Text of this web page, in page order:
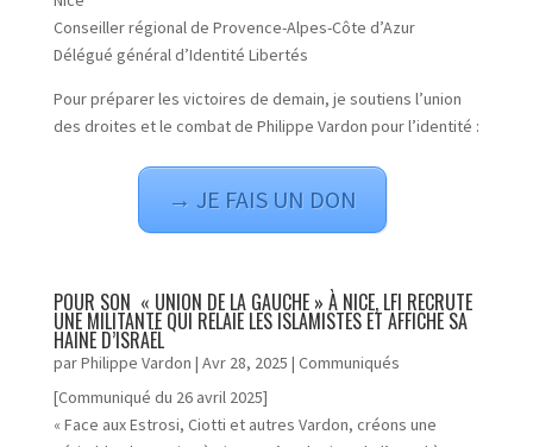
Conseiller régional de Provence-Alpes-Côte d’Azur
Délégué général d’Identité Libertés
Pour préparer les victoires de demain, je soutiens l’union
des droites et le combat de Philippe Vardon pour l’identité :
→ JE FAIS UN DON
POUR SON « UNION DE LA GAUCHE » À NICE, LFI RECRUTE
UNE MILITANTE QUI RELAIE LES ISLAMISTES ET AFFICHE SA
HAINE D’ISRAËL
parPhilippe Vardon | Avr 28, 2025 | Communiqués
[Communiqué du 26 avril 2025]
« Face aux Estrosi, Ciotti et autres Vardon, créons une